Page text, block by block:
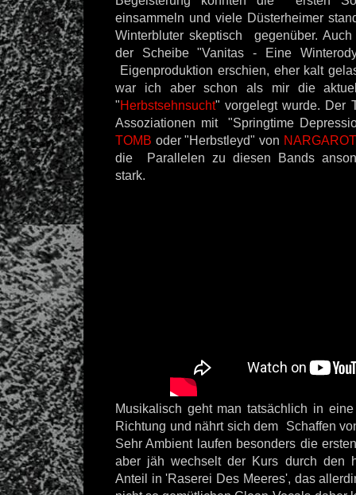
einsammeln und viele Düsterheimer
Winterbluter skeptisch gegenüber.
der Scheibe "Vanitas - Eine
Eigenproduktion erschien, eher kalt
war ich aber schon als mir die
"Herbstsehnsucht" vorgelegt wurde. Der
Assoziationen mit "Springtime
TOMB oder "Herbstleyd" von
die Parallelen zu diesen Bands
stark.
Musikalisch geht man tatsächlich in
Richtung und nährt sich dem Schaffen
Sehr Ambient laufen besonders die
aber jäh wechselt der Kurs durch den
Anteil in 'Raserei Des Meeres', das